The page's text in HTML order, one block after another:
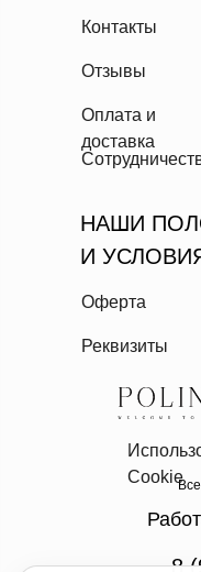
Контакты
Отзывы
Оплата и
доставка
НАШИ
И
Оферта
8
Реквизиты
Cookie